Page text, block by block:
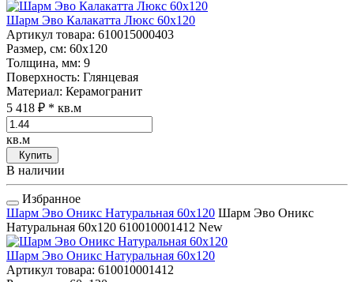
Шарм Эво Калакатта Люкс 60x120
Артикул товара: 610015000403
Размер, см: 60x120
Толщина, мм: 9
Поверхность: Глянцевая
Материал: Керамогранит
5 418 ₽ * кв.м
кв.м
Купить
В наличии
Избранное
Шарм Эво Оникс Натуральная 60x120 Шарм Эво Оникс
Натуральная 60x120 610010001412 New
Шарм Эво Оникс Натуральная 60x120
Артикул товара: 610010001412